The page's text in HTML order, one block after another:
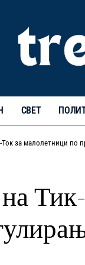
СВЕТ
за малолетници по